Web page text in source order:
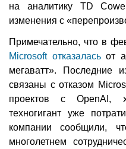
на аналитику TD
изменения с
Примечательно, что в
Microsoft отказаласьот
мегаватт». Последние
связаны с отказом
проектов с OpenAI,
техногигант уже
компании сообщили,
многолетнем